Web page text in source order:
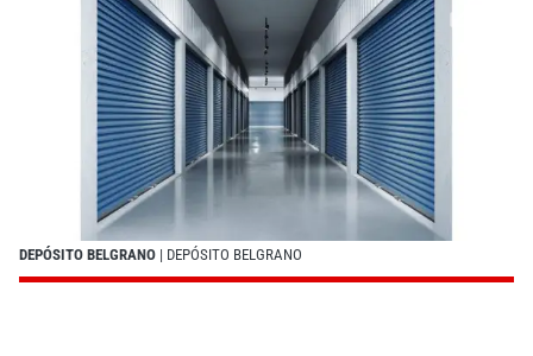
DEPÓSITO BELGRANO | DEPÓSITO BELGRANO